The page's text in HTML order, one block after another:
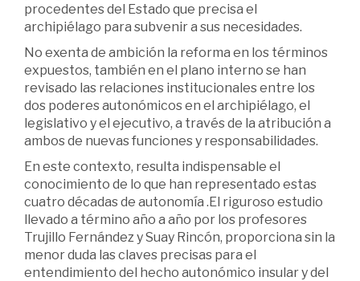
procedentes del Estado que precisa el
archipiélago para subvenir a sus necesidades.
No exenta de ambición la reforma en los términos
expuestos, también en el plano interno se han
revisado las relaciones institucionales entre los
dos poderes autonómicos en el archipiélago, el
legislativo y el ejecutivo, a través de la atribución a
ambos de nuevas funciones y responsabilidades.
En este contexto, resulta indispensable el
conocimiento de lo que han representado estas
cuatro décadas de autonomía .El riguroso estudio
llevado a término año a año por los profesores
Trujillo Fernández y Suay Rincón, proporciona sin la
menor duda las claves precisas para el
entendimiento del hecho autonómico insular y del